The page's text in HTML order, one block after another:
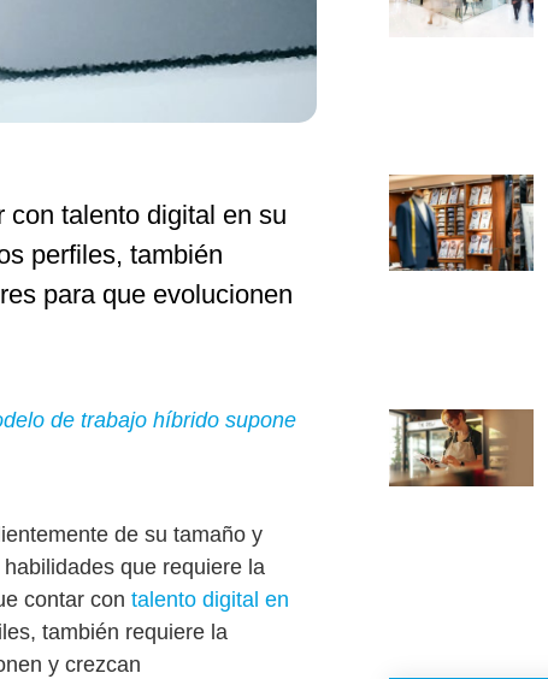
con talento digital en su
perfiles, también
para que evolucionen
de trabajo híbrido supone
de su tamaño y
que requiere la
contar con talento digital en
también requiere la
y crezcan